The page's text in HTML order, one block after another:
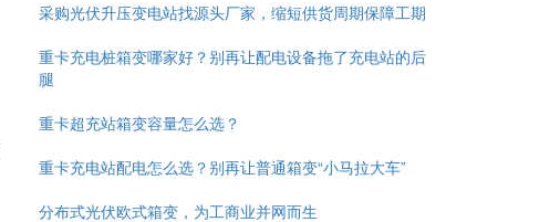
采购光伏升压变电站找源头厂家，缩短供货周期保障工期
重卡充电桩箱变哪家好？别再让配电设备拖了充电站的后
腿
重卡超充站箱变容量怎么选？
重卡充电站配电怎么选？别再让普通箱变“小马拉大车”
分布式光伏欧式箱变，为工商业并网而生